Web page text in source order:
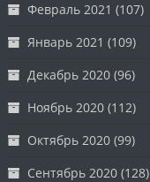
Февраль 2021 (107)
Январь 2021 (109)
Декабрь 2020 (96)
Ноябрь 2020 (112)
Октябрь 2020 (99)
Сентябрь 2020 (128)